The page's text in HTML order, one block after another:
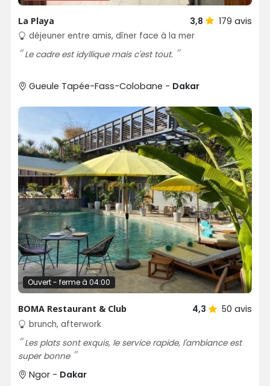
La Playa 3,8 179 avis
déjeuner entre amis, dîner face à la mer
Le cadre est idyllique mais c'est tout.
Gueule Tapée-Fass-Colobane - Dakar
Ouvert - ferme à 04:00
BOMA Restaurant & Club 4,3 50 avis
brunch, afterwork
Les plats sont exquis, le service rapide, l'ambiance est
super bonne
Ngor - Dakar